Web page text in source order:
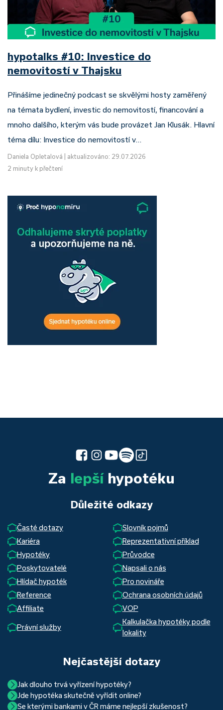
hypotalks #10: Investice do
nemovitostí v Thajsku
Přinášíme jedinečný podcast se skvělými hosty zaměřený
na témata bydlení, investic do nemovitostí, financování a
mnoho dalšího, kterým vás bude provázet Jan Klusák. Hlavní
téma dílu: Investice do nemovitostí v…
Daniela Opletalová
aktualizováno: 29.07.2026
2 minuty k přečtení
Za lepšíhypotéku
Důležité odkazy
Časté dotazy
Slovník pojmů
Kariéra
Reprezentativní příklad
Hypotéky
Průvodce
Poskytovatelé
Napsali o nás
Hlídač hypoték
Pro novináře
Reference
Ochrana osobních údajů
Affiliate
VOP
Právní služby
Kalkulačka hypotéky podle
lokality
Nejčastější dotazy
Jak dlouho trvá vyřízení hypotéky?
Hypotéka se dá zvládnout za měsíc i za tři. Nejčastěji její
uzavření trvá okolo 2 měsíců. Důvodem je především
Jde hypotéka skutečně vyřídit online?
Ano, skutečně jde. Díky moderním technologiím, které
Se kterými bankami v ČR máme nejlepší zkušenost?